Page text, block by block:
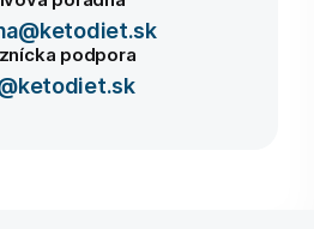
podpora